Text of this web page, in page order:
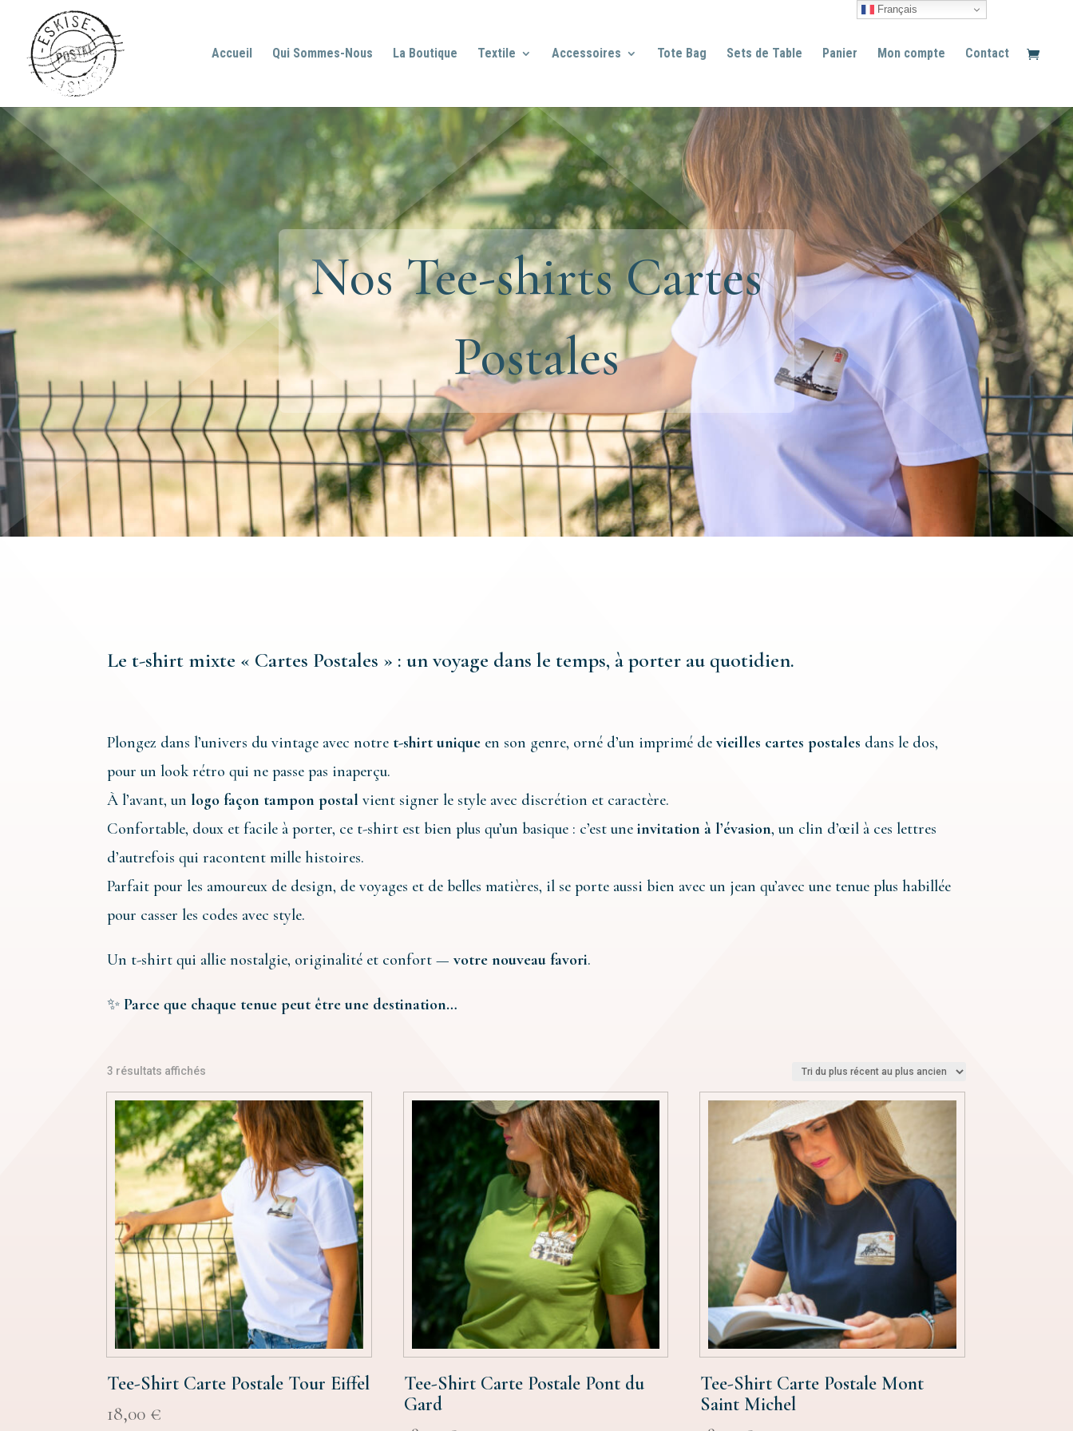
Accueil Qui Sommes-Nous La Boutique Textile Accessoires Tote Bag Sets de Table Panier Mon compte Contact
Nos Tee-shirts Cartes
Postales
Le t-shirt mixte « Cartes Postales » : un voyage dans le temps, à porter au quotidien.
Plongez dans l’univers du vintage avec notre t-shirt unique en son genre, orné d’un imprimé devieilles cartes postales dans le dos,
pour un look rétro qui ne passe pas inaperçu.
À l’avant, un logo façon tampon postal vient signer le style avec discrétion et caractère.
Confortable, doux et facile à porter, ce t-shirt est bien plus qu’un basique : c’est uneinvitation à l’évasion, un clin d’œil à ces lettres
d’autrefois qui racontent mille histoires.
Parfait pour les amoureux de design, de voyages et de belles matières, il se porte aussi bien avec un jean qu’avec une tenue plus habillée
pour casser les codes avec style.
Un t-shirt qui allie nostalgie, originalité et confort —votre nouveau favori.
✨Parce que chaque tenue peut être une destination…
3 résultats affichés
plus
récent
au
plus
ancien
Tee-Shirt Carte Postale Tour Eiffel
18,00 €
Tee-Shirt Carte Postale Pont du
Gard
Tee-Shirt Carte Postale Mont
Saint Michel
Français